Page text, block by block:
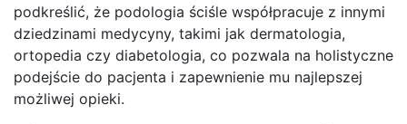
podkreślić, że podologia ściśle współpracuje z innymi
dziedzinami medycyny, takimi jak dermatologia,
ortopedia czy diabetologia, co pozwala na holistyczne
podejście do pacjenta i zapewnienie mu najlepszej
możliwej opieki.